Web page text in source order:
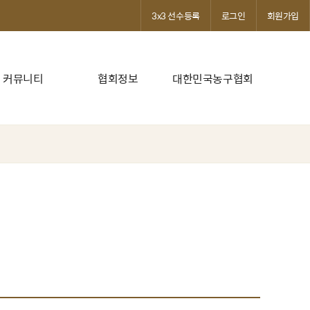
커뮤니티 협회정보 대한민국농구협회
3x3 선수등록 로그인 회원가입